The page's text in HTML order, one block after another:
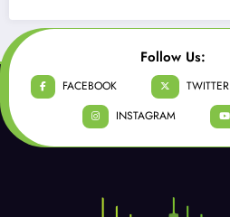
Follow Us:
FACEBOOK TWITTER
INSTAGRAM